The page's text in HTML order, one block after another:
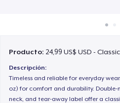
Producto: 24,99 US$ USD -
Descripción:
Timeless and reliable for everyday
oz) for comfort and durability.
neck, and tear-away label offer a